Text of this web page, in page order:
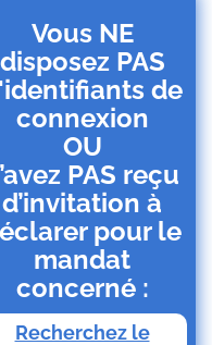
Vous NE
disposez PAS
de
connexion
OU
PAS reçu
d’invitation à
pour le
mandat
concerné :
Recherchez le